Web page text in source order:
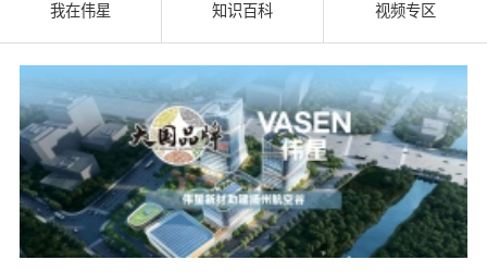
我在伟星 知识百科 视频专区